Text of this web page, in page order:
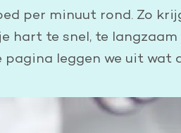
per minuut rond. Zo
hart te snel, te
leggen we uit wat